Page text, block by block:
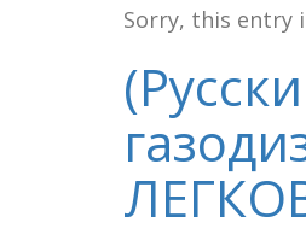
Sorry, this entry